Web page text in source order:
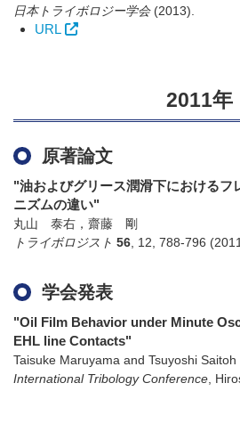
日本トライボロジー学会 (2013)
URL
2011年
原著論文
"油およびグリース潤滑下におけるフ
ニズムの違い"
丸山 泰右，齋藤 剛
トライボロジスト 56 12 788-796
学会発表
"Oil Film Behavior under Minute
EHL line Contacts"
Taisuke Maruyama and Tsuyoshi Saitoh
International Tribology Conference